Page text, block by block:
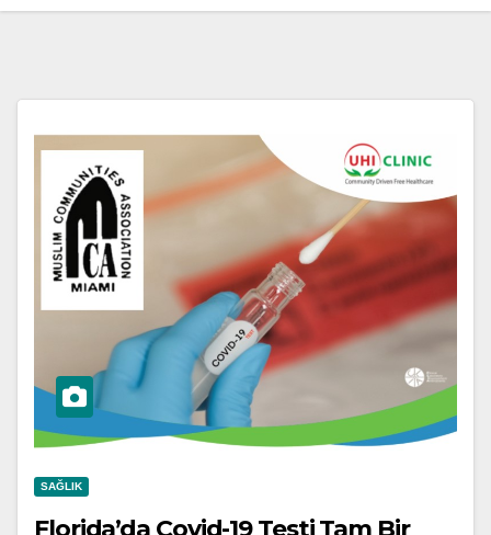
SAĞLIK
Florida’da Covid-19 Testi Tam Bir